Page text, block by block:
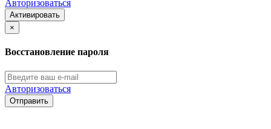
Авторизоваться
Активировать
×
Восстановление пароля
Авторизоваться
Отправить